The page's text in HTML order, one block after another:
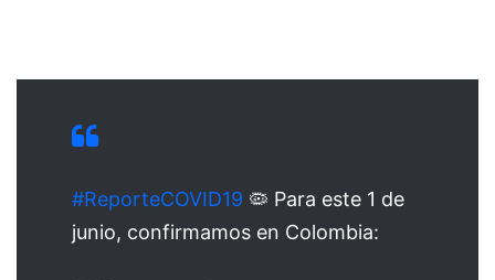
#ReporteCOVID19 🦠 Para este 1 de
junio, confirmamos en Colombia: